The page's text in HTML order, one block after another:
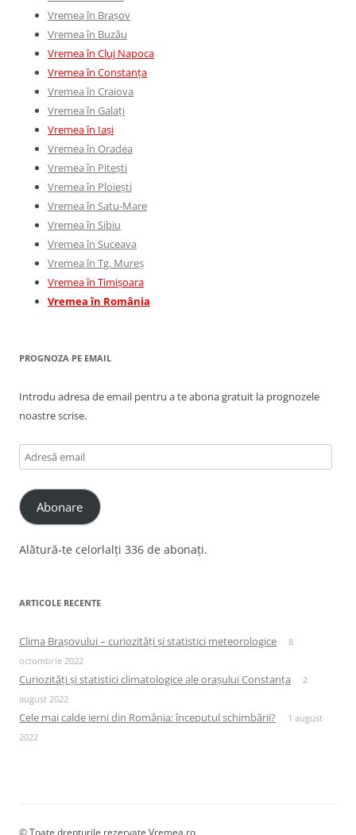
Vremea în Brașov
Vremea în Buzău
Vremea în Cluj Napoca
Vremea în Constanța
Vremea în Craiova
Vremea în Galați
Vremea în Iași
Vremea în Oradea
Vremea în Pitești
Vremea în Ploiești
Vremea în Satu-Mare
Vremea în Sibiu
Vremea în Suceava
Vremea în Tg. Mureș
Vremea în Timișoara
Vremea în România
PROGNOZA PE EMAIL
Introdu adresa de email pentru a te abona gratuit la prognozele
noastre scrise.
Adresă
email
Abonare
Alătură-te celorlalți 336 de abonați.
ARTICOLE RECENTE
Clima Brașovului – curiozități și statistici meteorologice
8
octombrie 2022
Curiozități și statistici climatologice ale orașului Constanța
2
august 2022
Cele mai calde ierni din România: începutul schimbării?
1 august
2022
© Toate drepturile rezervate Vremea.ro